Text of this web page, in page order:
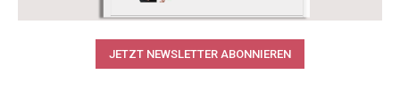
JETZT NEWSLETTER ABONNIEREN